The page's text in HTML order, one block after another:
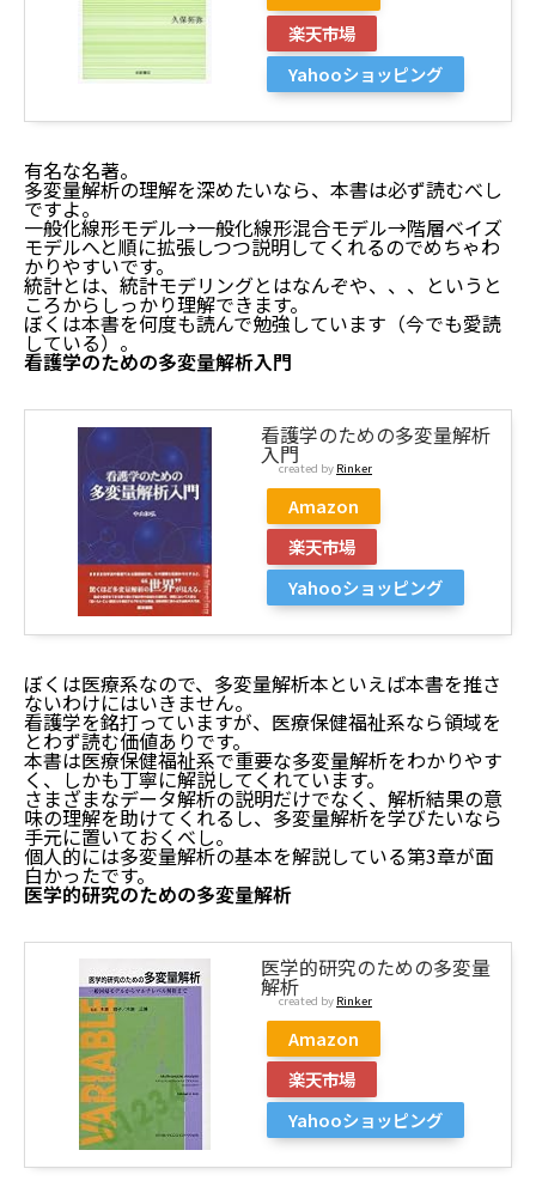
楽天市場
Yahooショッピング
有名な名著。
多変量解析の理解を深めたいなら、本書は必ず読むべし
ですよ。
一般化線形モデル→一般化線形混合モデル→階層ベイズ
モデルへと順に拡張しつつ説明してくれるのでめちゃわ
かりやすいです。
統計とは、統計モデリングとはなんぞや、、、というと
ころからしっかり理解できます。
ぼくは本書を何度も読んで勉強しています（今でも愛読
している）。
看護学のための多変量解析入門
看護学のための多変量解析
入門
created by Rinker
Amazon
楽天市場
Yahooショッピング
ぼくは医療系なので、多変量解析本といえば本書を推さ
ないわけにはいきません。
看護学を銘打っていますが、医療保健福祉系なら領域を
とわず読む価値ありです。
本書は医療保健福祉系で重要な多変量解析をわかりやす
く、しかも丁寧に解説してくれています。
さまざまなデータ解析の説明だけでなく、解析結果の意
味の理解を助けてくれるし、多変量解析を学びたいなら
手元に置いておくべし。
個人的には多変量解析の基本を解説している第3章が面
白かったです。
医学的研究のための多変量解析
医学的研究のための多変量
解析created by Rinker
Amazon
楽天市場
Yahooショッピング